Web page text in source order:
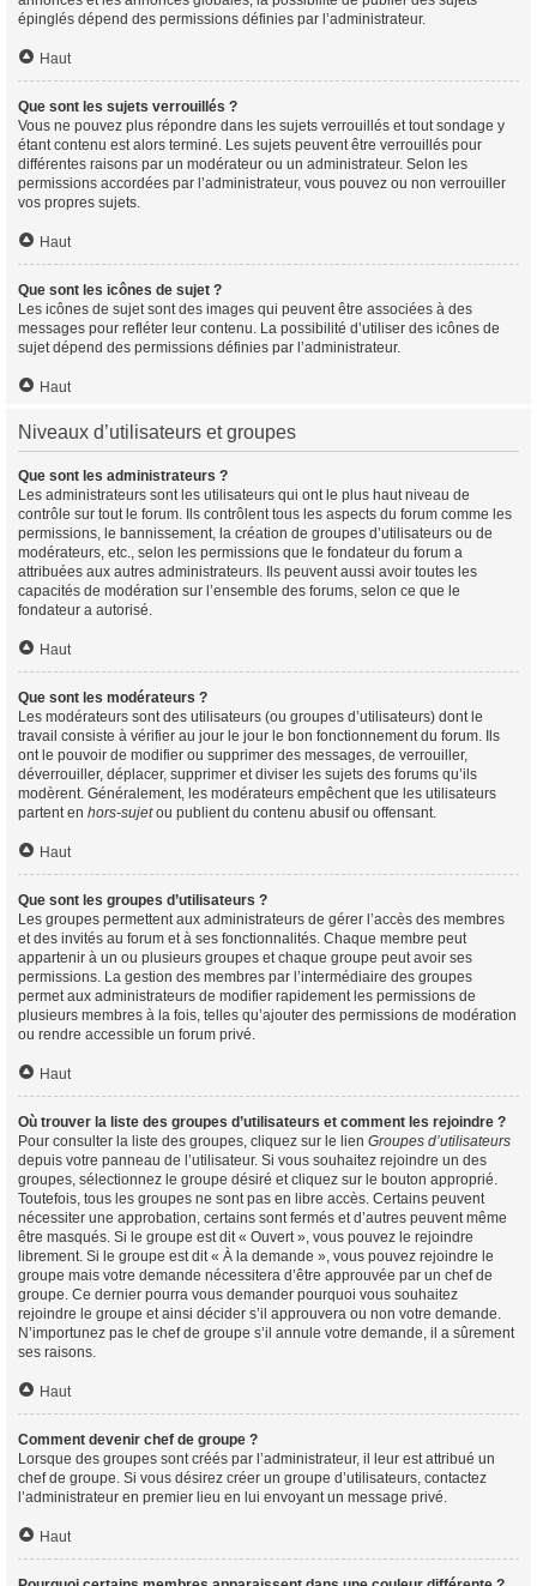
épinglés dépend des permissions définies par l’administrateur.
Haut
Que sont les sujets verrouillés ?
Vous ne pouvez plus répondre dans les sujets verrouillés et tout sondage y
étant contenu est alors terminé. Les sujets peuvent être verrouillés pour
différentes raisons par un modérateur ou un administrateur. Selon les
permissions accordées par l’administrateur, vous pouvez ou non verrouiller
vos propres sujets.
Haut
Que sont les icônes de sujet ?
Les icônes de sujet sont des images qui peuvent être associées à des
messages pour refléter leur contenu. La possibilité d’utiliser des icônes de
sujet dépend des permissions définies par l’administrateur.
Haut
Niveaux d’utilisateurs et groupes
Que sont les administrateurs ?
Les administrateurs sont les utilisateurs qui ont le plus haut niveau de
contrôle sur tout le forum. Ils contrôlent tous les aspects du forum comme les
permissions, le bannissement, la création de groupes d’utilisateurs ou de
modérateurs, etc., selon les permissions que le fondateur du forum a
attribuées aux autres administrateurs. Ils peuvent aussi avoir toutes les
capacités de modération sur l’ensemble des forums, selon ce que le
fondateur a autorisé.
Haut
Que sont les modérateurs ?
Les modérateurs sont des utilisateurs (ou groupes d’utilisateurs) dont le
travail consiste à vérifier au jour le jour le bon fonctionnement du forum. Ils
ont le pouvoir de modifier ou supprimer des messages, de verrouiller,
déverrouiller, déplacer, supprimer et diviser les sujets des forums qu’ils
modèrent. Généralement, les modérateurs empêchent que les utilisateurs
partent en hors-sujetou publient du contenu abusif ou offensant.
Haut
Que sont les groupes d’utilisateurs ?
Les groupes permettent aux administrateurs de gérer l’accès des membres
et des invités au forum et à ses fonctionnalités. Chaque membre peut
appartenir à un ou plusieurs groupes et chaque groupe peut avoir ses
permissions. La gestion des membres par l’intermédiaire des groupes
permet aux administrateurs de modifier rapidement les permissions de
plusieurs membres à la fois, telles qu’ajouter des permissions de modération
ou rendre accessible un forum privé.
Haut
Où trouver la liste des groupes d’utilisateurs et comment les rejoindre ?
Pour consulter la liste des groupes, cliquez sur le lien Groupes d’utilisateurs
depuis votre panneau de l’utilisateur. Si vous souhaitez rejoindre un des
groupes, sélectionnez le groupe désiré et cliquez sur le bouton approprié.
Toutefois, tous les groupes ne sont pas en libre accès. Certains peuvent
nécessiter une approbation, certains sont fermés et d’autres peuvent même
être masqués. Si le groupe est dit « Ouvert », vous pouvez le rejoindre
librement. Si le groupe est dit « À la demande », vous pouvez rejoindre le
groupe mais votre demande nécessitera d’être approuvée par un chef de
groupe. Ce dernier pourra vous demander pourquoi vous souhaitez
rejoindre le groupe et ainsi décider s’il approuvera ou non votre demande.
N’importunez pas le chef de groupe s’il annule votre demande, il a sûrement
ses raisons.
Haut
Comment devenir chef de groupe ?
Lorsque des groupes sont créés par l’administrateur, il leur est attribué un
chef de groupe. Si vous désirez créer un groupe d’utilisateurs, contactez
l’administrateur en premier lieu en lui envoyant un message privé.
Haut